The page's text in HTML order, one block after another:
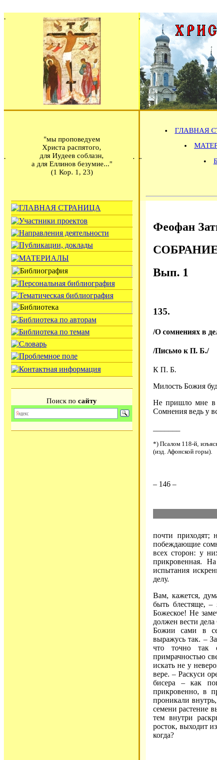
"мы проповедуем
Христа распятого,
для Иудеев соблазн,
а для Еллинов безумие..."
(1 Кор. 1, 23)
ГЛАВНАЯ
Поиск по сайту
Феофан
Вып. 1
135.
/О сомнениях в
/Письмо к П. Б./
К П. Б.
Милость Божия
Не пришло мне в
Сомнения ведь у
*) Псалом 118-й,
(изд. Афонской горы).
– 146 –
почти приходят;
побеждающие
всех сторон: у
прикровенная.
испытания
делу.
Вам, кажется,
быть блестяще, –
Божеское! Не
должен вести
Божии сами в
выражусь так. –
что точно так
примрачностью
искать не у
вере. – Раскуси
бисера – как
прикровенно, в
проникали
семени растение
тем внутри
росток, выходит
когда?